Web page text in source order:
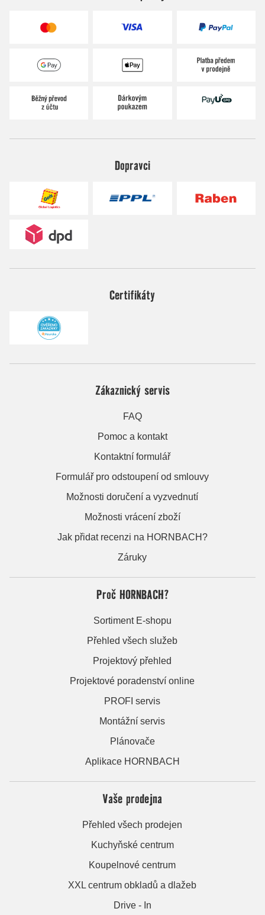
Dopravci
Certifikáty
Zákaznický servis
FAQ
Pomoc a kontakt
Kontaktní formulář
Formulář pro odstoupení od smlouvy
Možnosti doručení a vyzvednutí
Možnosti vrácení zboží
Jak přidat recenzi na HORNBACH?
Záruky
Proč HORNBACH?
Sortiment E-shopu
Přehled všech služeb
Projektový přehled
Projektové poradenství online
PROFI servis
Montážní servis
Plánovače
Aplikace HORNBACH
Vaše prodejna
Přehled všech prodejen
Kuchyňské centrum
Koupelnové centrum
XXL centrum obkladů a dlažeb
Drive - In